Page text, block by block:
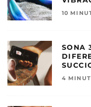
10
SONA
4